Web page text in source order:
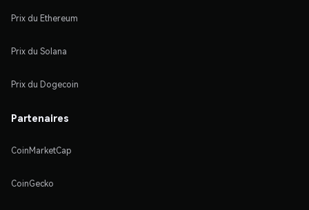
Prix du Ethereum
Prix du Solana
Prix du Dogecoin
Partenaires
CoinMarketCap
CoinGecko